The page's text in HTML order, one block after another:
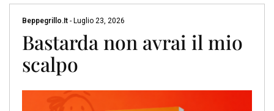
Beppegrillo.it - Luglio 23, 2026
Bastarda non avrai il mio
scalpo